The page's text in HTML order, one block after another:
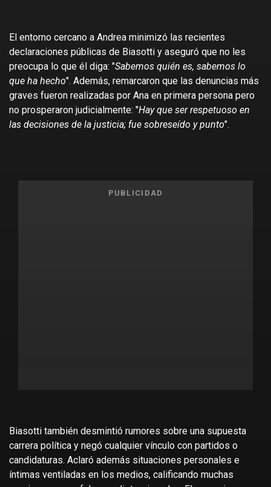
El entorno cercano a Andrea minimizó las recientes
declaraciones públicas de Biasotti y aseguró que no les
preocupa lo que él diga: "Sabemos quién es, sabemos lo
que ha hecho". Además, remarcaron que las denuncias más
graves fueron realizadas por Ana en primera persona pero
no prosperaron judicialmente: "Hay que ser respetuoso en
las decisiones de la justicia; fue sobreseído y punto".
PUBLICIDAD
Biasotti también desmintió rumores sobre una supuesta
carrera política y negó cualquier vínculo con partidos o
candidaturas. Aclaró además situaciones personales e
íntimas ventiladas en los medios, calificando muchas